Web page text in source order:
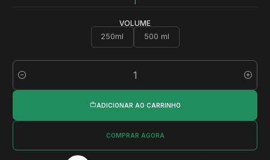
VOLUME
250ml
500 ml
Quantidade
ADICIONAR AO CARRINHO
COMPRAR AGORA